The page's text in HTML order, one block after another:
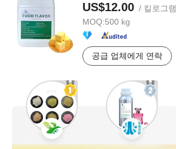
US$12.00 / 킬로그램
MOQ:500 kg
공급 업체에게 연락